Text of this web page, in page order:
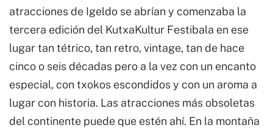
atracciones de Igeldo se abrían y comenzaba la
tercera edición del KutxaKultur Festibala en ese
lugar tan tétrico, tan retro, vintage, tan de hace
cinco o seis décadas pero a la vez con un encanto
especial, con txokos escondidos y con un aroma a
lugar con historia. Las atracciones más obsoletas
del continente puede que estén ahí. En la montaña